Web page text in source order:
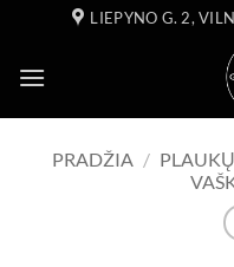
content
LIEPYNO G. 2,
PRADŽIA /